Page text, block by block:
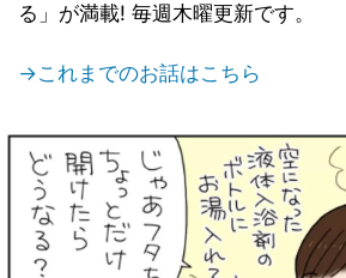
る」が満載! 毎週木曜更新です。
→これまでのお話はこちら